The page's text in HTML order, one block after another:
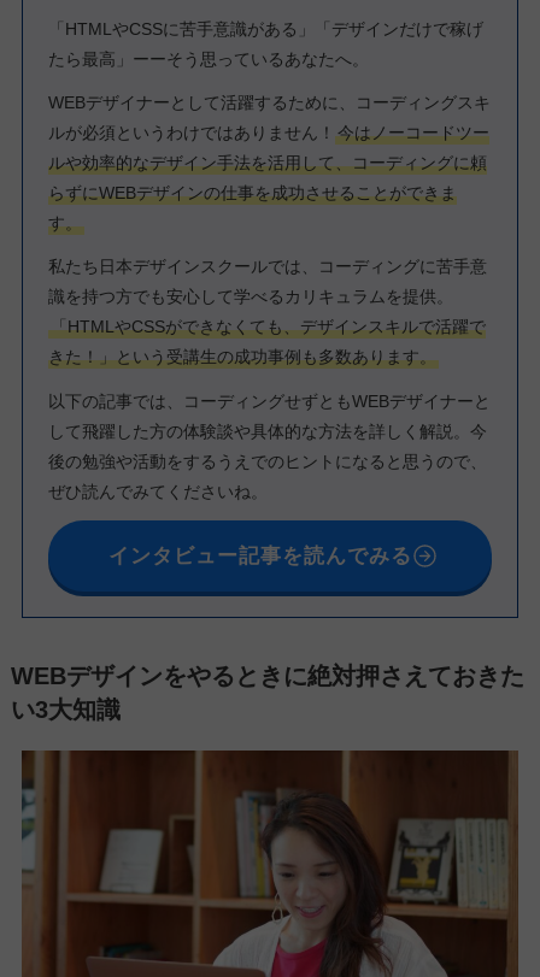
「HTMLやCSSに苦手意識がある」「デザインだけで稼げ
たら最高」ーーそう思っているあなたへ。
WEBデザイナーとして活躍するために、コーディングスキ
ルが必須というわけではありません！今はノーコードツー
ルや効率的なデザイン手法を活用して、コーディングに頼
らずにWEBデザインの仕事を成功させることができま
す。
私たち日本デザインスクールでは、コーディングに苦手意
識を持つ方でも安心して学べるカリキュラムを提供。
「HTMLやCSSができなくても、デザインスキルで活躍で
きた！」という受講生の成功事例も多数あります。
以下の記事では、コーディングせずともWEBデザイナーと
して飛躍した方の体験談や具体的な方法を詳しく解説。今
後の勉強や活動をするうえでのヒントになると思うので、
ぜひ読んでみてくださいね。
インタビュー記事を読んでみる
WEBデザインをやるときに絶対押さえておきた
い3大知識